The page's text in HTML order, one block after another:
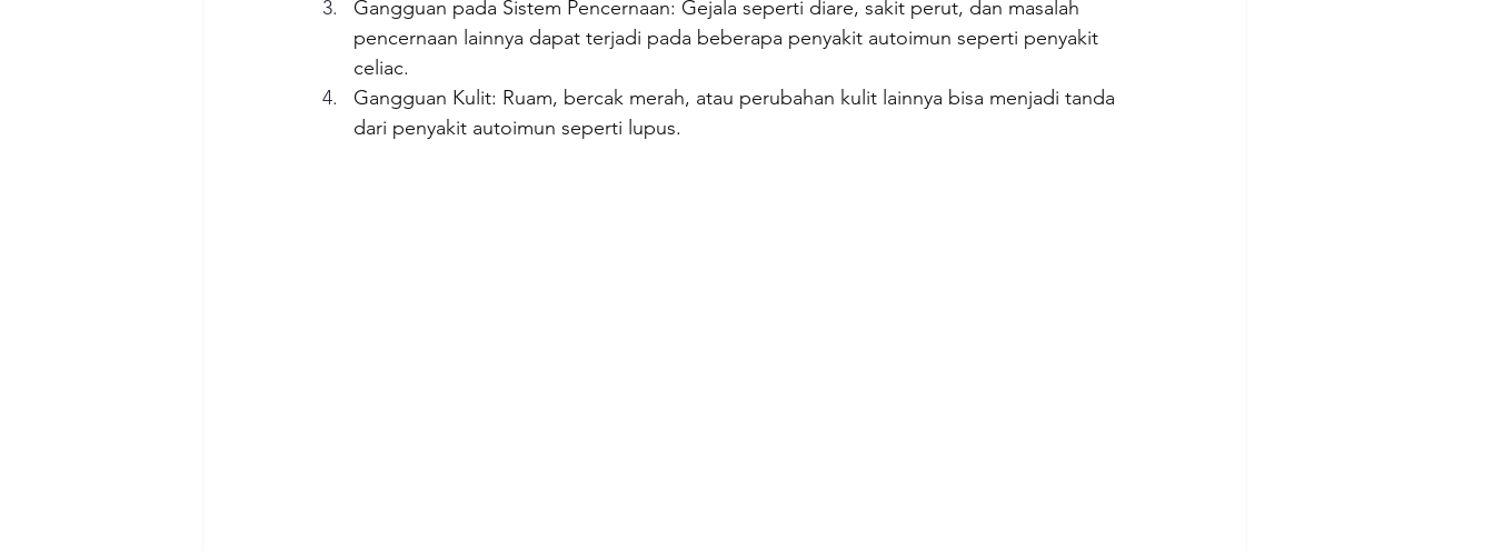
Gangguan pada Sistem Pencernaan: Gejala seperti diare, sakit perut, dan masalah
pencernaan lainnya dapat terjadi pada beberapa penyakit autoimun seperti penyakit
celiac.
Gangguan Kulit: Ruam, bercak merah, atau perubahan kulit lainnya bisa menjadi tanda
dari penyakit autoimun seperti lupus.